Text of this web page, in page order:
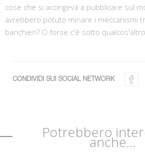
cose che si accingeva a pubblicare sul
avrebbero potuto minare i meccanismi
banchieri? O forse c'è sotto
CONDIVIDI SUI SOCIAL NETWORK
Potrebbero
anche...